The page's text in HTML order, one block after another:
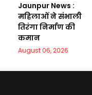
Jaunpur News :
महिलाओं ने संभाली
तिरंगा निर्माण की
कमान
August 06, 2026